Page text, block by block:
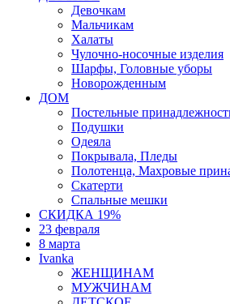
Девочкам
Мальчикам
Халаты
Чулочно-носочные изделия
Шарфы, Головные уборы
Новорожденным
ДОМ
Постельные
Подушки
Одеяла
Покрывала, Пледы
Полотенца, Махровые
Скатерти
Спальные мешки
СКИДКА 19%
23 февраля
8 марта
Ivanka
ЖЕНЩИНАМ
МУЖЧИНАМ